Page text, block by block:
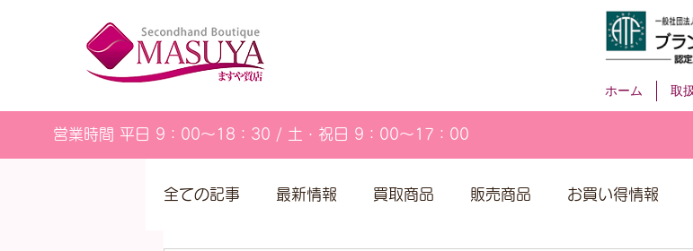
ホーム 取
営業時間 平日 9：00～18：30 / 土・祝日 9：00～17：00
全ての記事 最新情報 買取商品 販売商品 お買い得情報